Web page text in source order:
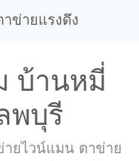
ข่ายแรงดึง
บ้านหมี่
พบุรี
ยไวน์แมน ตาข่าย